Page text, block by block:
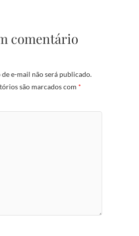
comentário
de e-mail não será publicado.
são marcados com *